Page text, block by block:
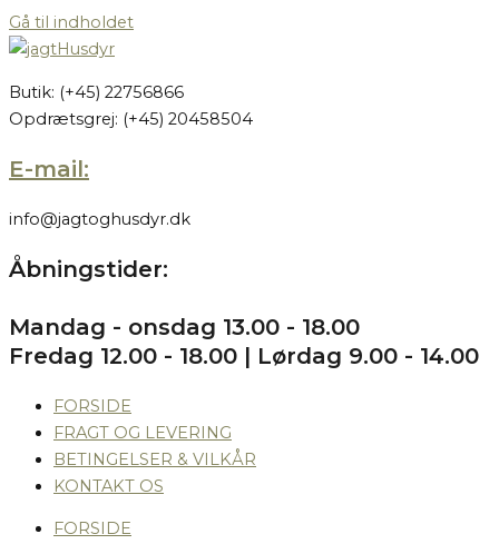
Gå til indholdet
Butik: (+45) 22756866
Opdrætsgrej: (+45) 20458504
E-mail:
info@jagtoghusdyr.dk
Åbningstider:
Mandag - onsdag 13.00 - 18.00
Fredag 12.00 - 18.00 | Lørdag 9.00 - 14.00
FORSIDE
FRAGT OG LEVERING
BETINGELSER & VILKÅR
KONTAKT OS
FORSIDE